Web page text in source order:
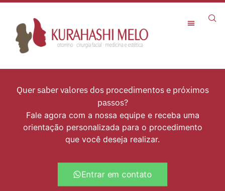
Quer saber valores dos procedimentos e próximos
passos?
Fale agora com a nossa equipe e receba uma
orientação personalizada para o procedimento
que você deseja realizar.
Entrar em contato